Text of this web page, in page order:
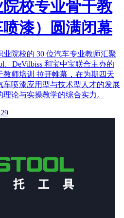
院校专业骨干教
漆）圆满闭幕
业院校的 30 位汽车专业教师汇聚
、DeVilbiss 和宝中宝联合主办的
教师培训 拉开帷幕，在为期四天
喷漆应用型与技术型人才的发展
论与实操教学的综合实力。